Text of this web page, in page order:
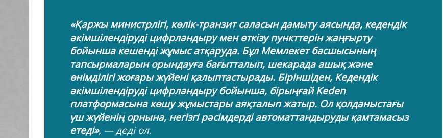
«Қаржы министрлігі, көлік-транзит саласын дамыту аясында, кедендік
әкімшілендіруді цифрландыру мен өткізу пункттерін жаңғырту
бойынша кешенді жұмыс атқаруда. Бұл Мемлекет басшысының
тапсырмаларын орындауға бағытталып, шекарада ашық және
өнімділігі жоғары жүйені қалыптастырады. Біріншіден, Кедендік
әкімшілендіруді цифрландыру бойынша, бірыңғай Keden
платформасына көшу жұмыстары аяқталып жатыр. Ол қолданыстағы
үш жүйенің орнына, негізгі рәсімдерді автоматтандыруды қамтамасыз
етеді», — деді ол.